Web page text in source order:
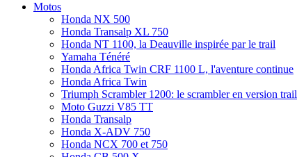
Motos
Honda NX 500
Honda Transalp XL 750
Honda NT 1100, la Deauville inspirée par le trail
Yamaha Ténéré
Honda Africa Twin CRF 1100 L, l'aventure continue
Honda Africa Twin
Triumph Scrambler 1200: le scrambler en version trail
Moto Guzzi V85 TT
Honda Transalp
Honda X-ADV 750
Honda NCX 700 et 750